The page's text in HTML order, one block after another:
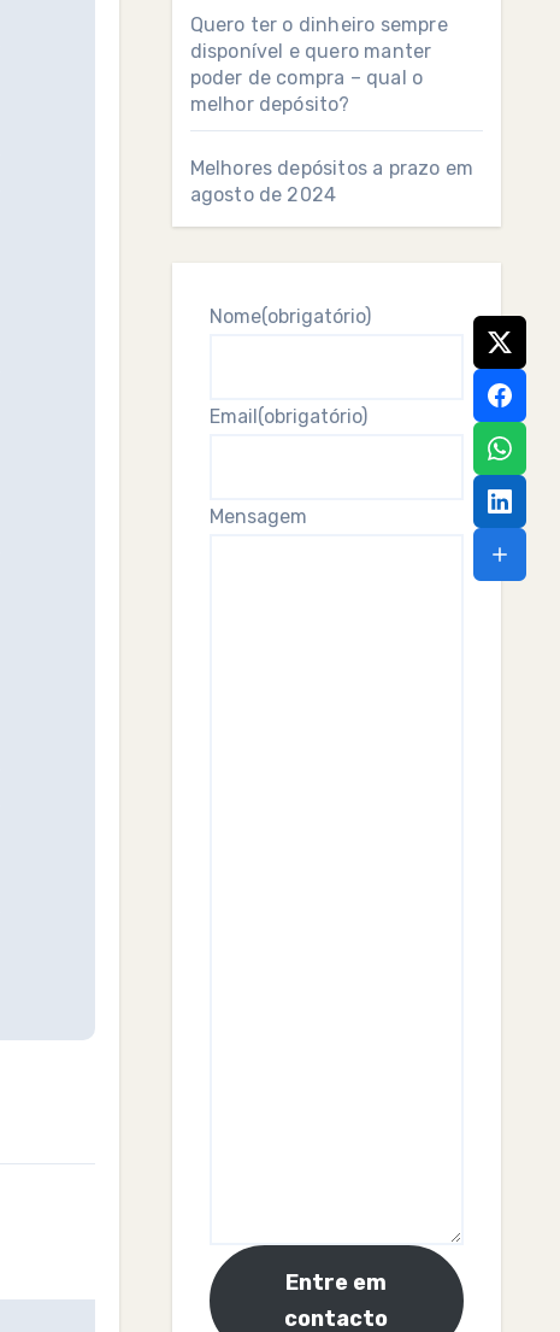
Quero ter o dinheiro sempre
disponível e quero manter
poder de compra – qual o
melhor depósito?
Melhores depósitos a prazo em
agosto de 2024
Nome(obrigatório)
Email(obrigatório)
Mensagem
Entre em
contacto